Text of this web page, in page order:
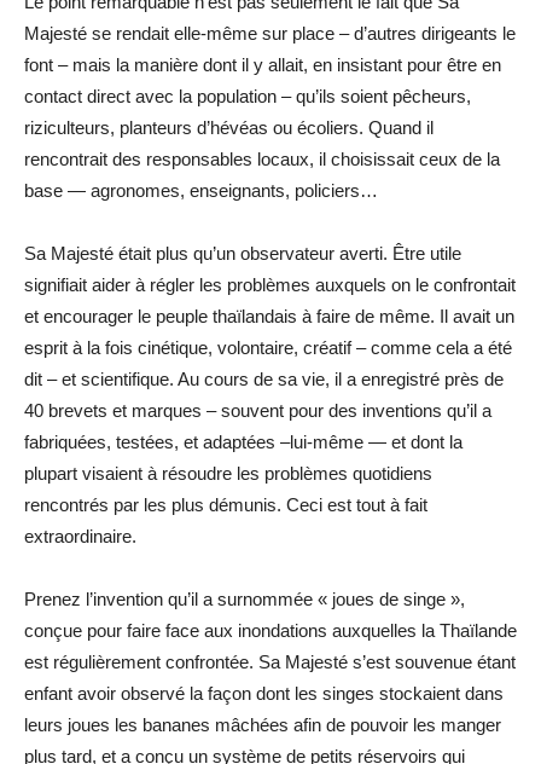
Majesté se rendait elle-même sur place – d’autres dirigeants le
font – mais la manière dont il y allait, en insistant pour être en
contact direct avec la population ­­– qu’ils soient pêcheurs,
riziculteurs, planteurs d’hévéas ou écoliers. Quand il
rencontrait des responsables locaux, il choisissait ceux de la
base — agronomes, enseignants, policiers…
Sa Majesté était plus qu’un observateur averti. Être utile
signifiait aider à régler les problèmes auxquels on le confrontait
et encourager le peuple thaïlandais à faire de même. Il avait un
esprit à la fois cinétique, volontaire, créatif – comme cela a été
dit – et scientifique. Au cours de sa vie, il a enregistré près de
40 brevets et marques – souvent pour des inventions qu’il a
fabriquées, testées, et adaptées –lui-même — et dont la
plupart visaient à résoudre les problèmes quotidiens
rencontrés par les plus démunis. Ceci est tout à fait
extraordinaire.
Prenez l’invention qu’il a surnommée « joues de singe »,
conçue pour faire face aux inondations auxquelles la Thaïlande
est régulièrement confrontée. Sa Majesté s’est souvenue étant
enfant avoir observé la façon dont les singes stockaient dans
leurs joues les bananes mâchées afin de pouvoir les manger
plus tard, et a conçu un système de petits réservoirs qui